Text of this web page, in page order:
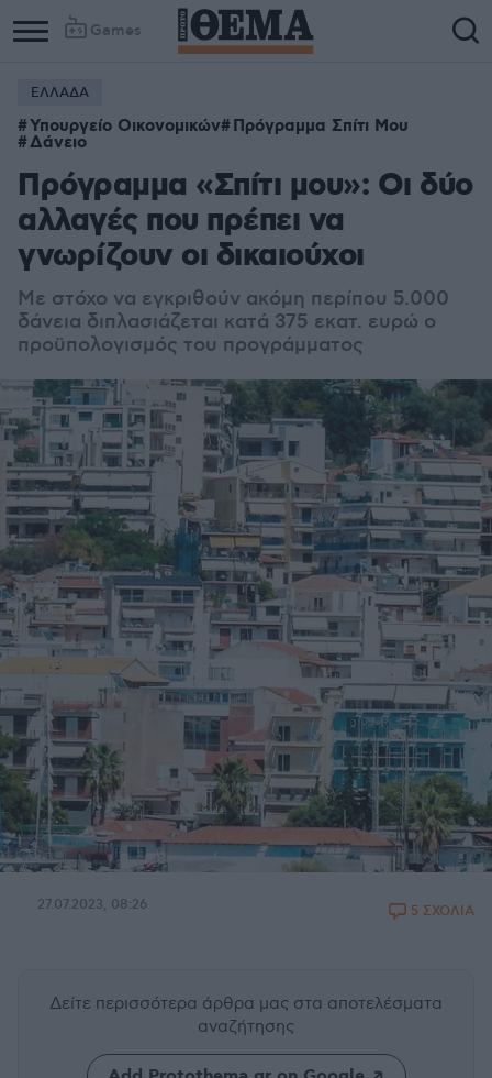
Games
Column
1
Column
2
ΕΛΛΑΔΑ
Υπουργείο Οικονομικών Πρόγραμμα Σπίτι Μου
Δάνειο
Πρόγραμμα «Σπίτι μου»: Οι δύο
αλλαγές που πρέπει να
γνωρίζουν οι δικαιούχοι
Με στόχο να εγκριθούν ακόμη περίπου 5.000
δάνεια διπλασιάζεται κατά 375 εκατ. ευρώ ο
προϋπολογισμός του προγράμματος
27.07.2023, 08:26 5 ΣΧΟΛΙΑ
Δείτε περισσότερα άρθρα μας στα αποτελέσματα
αναζήτησης